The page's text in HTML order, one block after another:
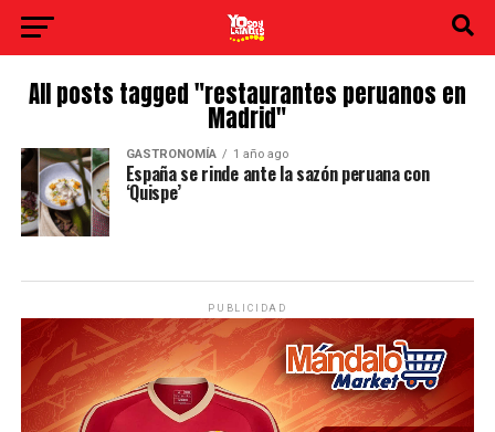
All posts tagged "restaurantes peruanos en
Madrid"
GASTRONOMÍA 1 año ago
España se rinde ante la sazón peruana con
‘Quispe’
PUBLICIDAD